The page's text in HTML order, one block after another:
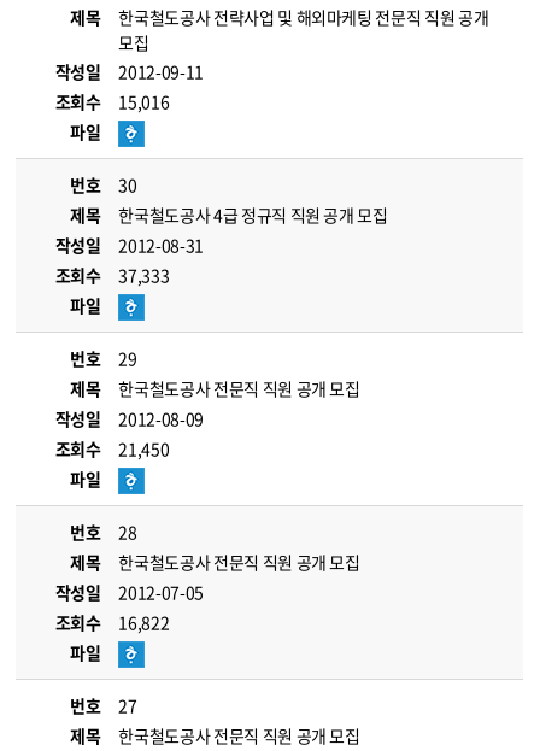
제목
한국철도공사 전략사업 및 해외마케팅 전문직 직원 공개
모집
작성일
2012-09-11
조회수
15,016
파일
번호
30
제목
한국철도공사 4급 정규직 직원 공개 모집
작성일
2012-08-31
조회수
37,333
파일
번호
29
제목
한국철도공사 전문직 직원 공개 모집
작성일
2012-08-09
조회수
21,450
파일
번호
28
제목
한국철도공사 전문직 직원 공개 모집
작성일
2012-07-05
조회수
16,822
파일
번호
27
제목
한국철도공사 전문직 직원 공개 모집